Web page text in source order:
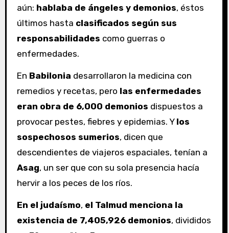
aún: hablaba de ángeles y demonios, éstos
últimos hasta clasificados según sus
responsabilidades como guerras o
enfermedades.
En Babilonia desarrollaron la medicina con
remedios y recetas, pero las enfermedades
eran obra de 6,000 demonios dispuestos a
provocar pestes, fiebres y epidemias. Y los
sospechosos sumerios, dicen que
descendientes de viajeros espaciales, tenían a
Asag, un ser que con su sola presencia hacía
hervir a los peces de los ríos.
En el judaísmo, el Talmud menciona la
existencia de 7,405,926 demonios, divididos